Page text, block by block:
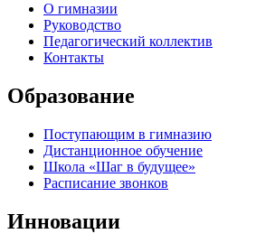
О гимназии
Руководство
Педагогический коллектив
Контакты
Образование
Поступающим в гимназию
Дистанционное обучение
Школа «Шаг в будущее»
Расписание звонков
Инновации